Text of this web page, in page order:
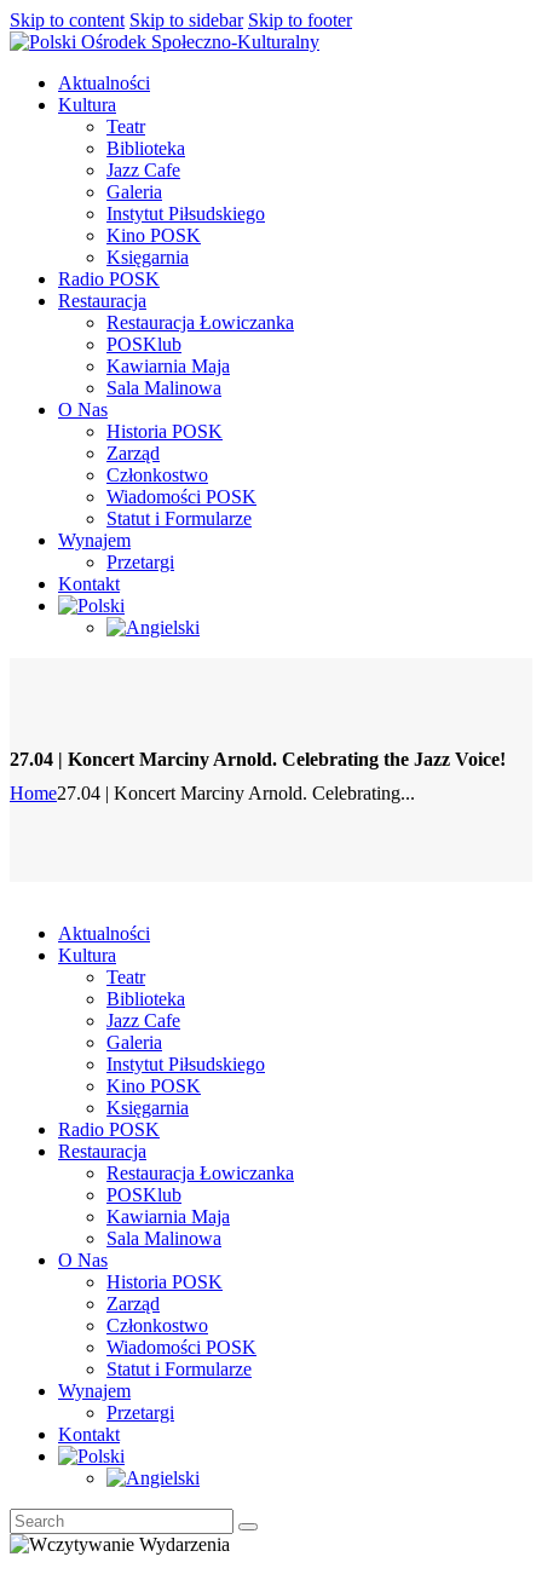
Skip to content Skip to sidebar Skip to footer
Aktualności
Kultura
Teatr
Biblioteka
Jazz Cafe
Galeria
Instytut Piłsudskiego
Kino POSK
Księgarnia
Radio POSK
Restauracja
Restauracja Łowiczanka
POSKlub
Kawiarnia Maja
Sala Malinowa
O Nas
Historia POSK
Zarząd
Członkostwo
Wiadomości POSK
Statut i Formularze
Wynajem
Przetargi
Kontakt
27.04 | Koncert Marciny Arnold. Celebrating the Jazz Voice!
Home27.04 | Koncert Marciny Arnold. Celebrating...
Aktualności
Kultura
Teatr
Biblioteka
Jazz Cafe
Galeria
Instytut Piłsudskiego
Kino POSK
Księgarnia
Radio POSK
Restauracja
Restauracja Łowiczanka
POSKlub
Kawiarnia Maja
Sala Malinowa
O Nas
Historia POSK
Zarząd
Członkostwo
Wiadomości POSK
Statut i Formularze
Wynajem
Przetargi
Kontakt